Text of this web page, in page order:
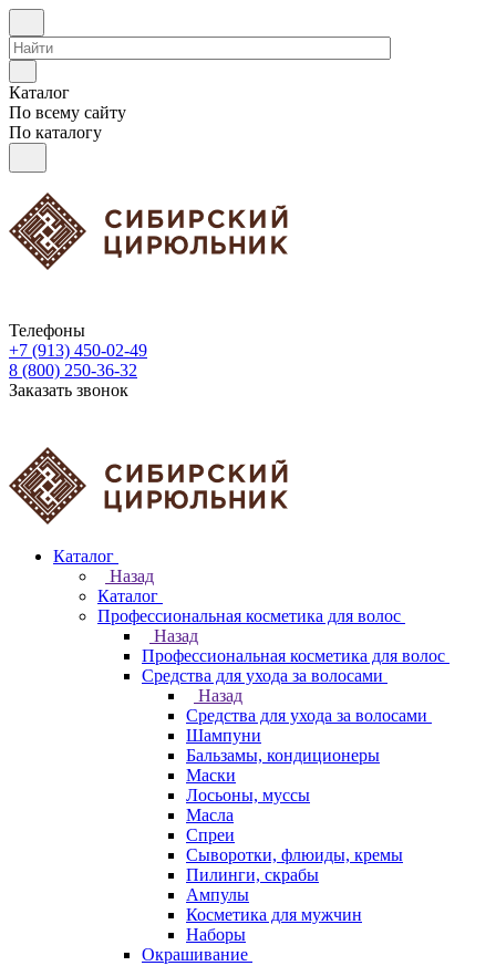
Каталог
По всему сайту
По каталогу
Телефоны
+7 (913) 450-02-49
8 (800) 250-36-32
Заказать звонок
Каталог
Назад
Каталог
Профессиональная косметика для волос
Назад
Профессиональная косметика для волос
Средства для ухода за волосами
Назад
Средства для ухода за волосами
Шампуни
Бальзамы, кондиционеры
Маски
Лосьоны, муссы
Масла
Спреи
Сыворотки, флюиды, кремы
Пилинги, скрабы
Ампулы
Косметика для мужчин
Наборы
Окрашивание